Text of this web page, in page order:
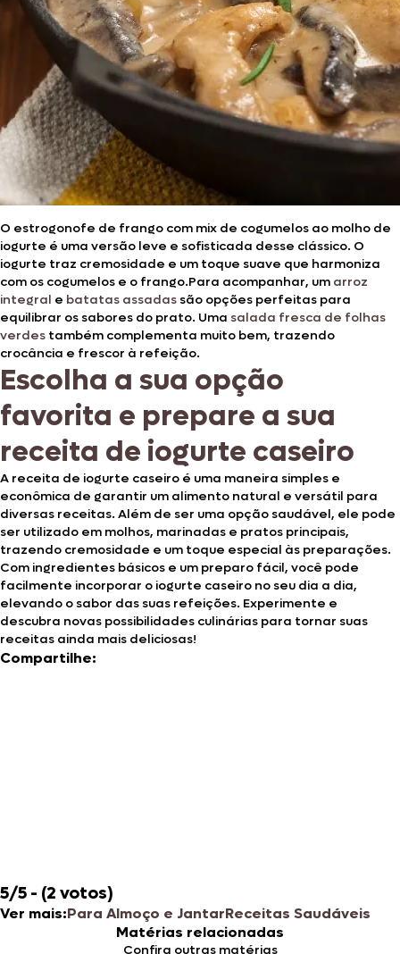
O estrogonofe de frango com mix de cogumelos ao molho de
iogurte é uma versão leve e sofisticada desse clássico. O
iogurte traz cremosidade e um toque suave que harmoniza
com os cogumelos e o frango.Para acompanhar, um arroz
integral e batatas assadas são opções perfeitas para
equilibrar os sabores do prato. Uma salada fresca de folhas
verdes também complementa muito bem, trazendo
crocância e frescor à refeição.
Escolha a sua opção
favorita e prepare a sua
receita de iogurte caseiro
A receita de iogurte caseiro é uma maneira simples e
econômica de garantir um alimento natural e versátil para
diversas receitas. Além de ser uma opção saudável, ele pode
ser utilizado em molhos, marinadas e pratos principais,
trazendo cremosidade e um toque especial às preparações.
Com ingredientes básicos e um preparo fácil, você pode
facilmente incorporar o iogurte caseiro no seu dia a dia,
elevando o sabor das suas refeições. Experimente e
descubra novas possibilidades culinárias para tornar suas
receitas ainda mais deliciosas!
Compartilhe:
5/5 - (2 votos)
Ver mais:Para Almoço e JantarReceitas Saudáveis
Matérias relacionadas
Confira outras matérias